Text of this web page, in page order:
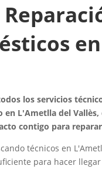
los servicios
L'Ametlla del
contigo para
técnicos en
para hacer